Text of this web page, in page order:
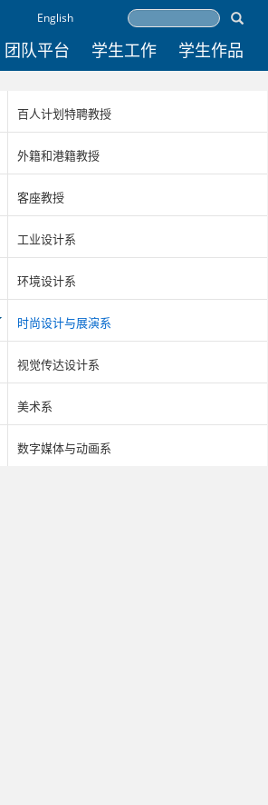
English
团队平台 学生工作 学生作品
百人计划特聘教授
外籍和港籍教授
客座教授
工业设计系
环境设计系
时尚设计与展演系
视觉传达设计系
美术系
数字媒体与动画系